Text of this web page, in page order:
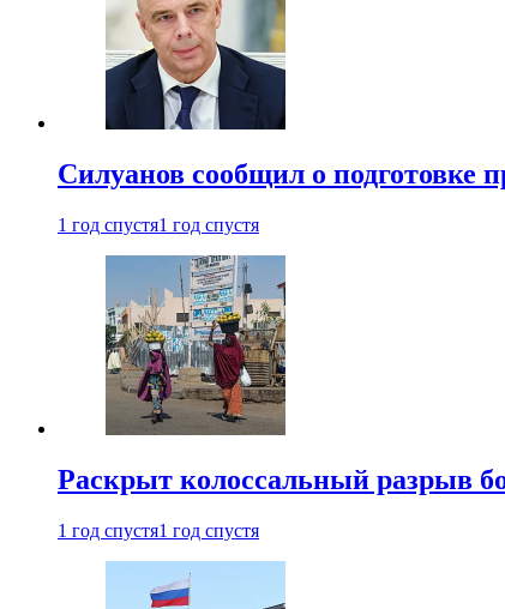
Силуанов сообщил о подготовке
1 год спустя1 год спустя
Раскрыт колоссальный разрыв
1 год спустя1 год спустя